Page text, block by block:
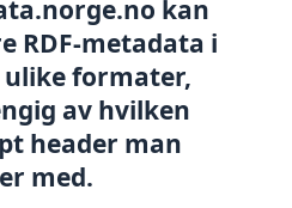
kan
RDF-metadata i
formater,
av hvilken
header man
med.